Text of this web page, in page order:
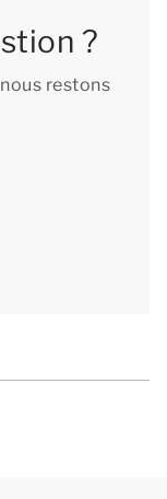
?
restons